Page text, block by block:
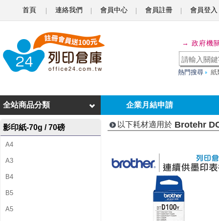
首頁 連絡我們 會員中心 會員註冊 會員登入
o
e
h
r
D
C
→ 政府機
熱門搜尋 紙
企業月結申請
全站商品分類
影印紙-70g / 70磅
A4
A3
B4
B5
A5
以下耗材適用於 Brotehr